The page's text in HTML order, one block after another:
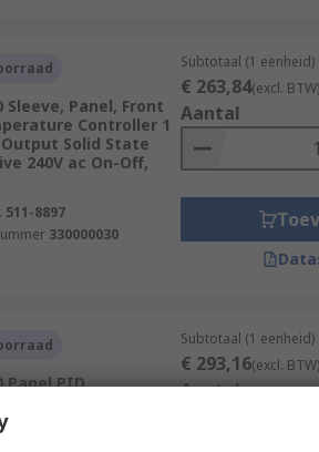
Sleeve, Panel, Front
Controller 1
Solid State
240V ac On-Off,
511-8897
330000030
Subtotaal (1 eenheid)
€ 263,84(excl. BTW)
Aantal
Panel PID
240V ac
Control
Subtotaal (1 eenheid)
€ 293,16(excl. BTW)
Aantal